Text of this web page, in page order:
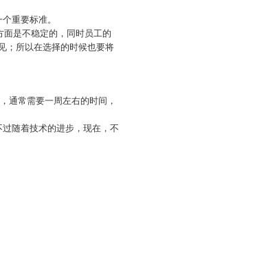
重要标准。
是不稳定的，同时员工的
；所以在选择的时候也要将
通常需要一周左右的时间，
随着技术的进步，现在，不